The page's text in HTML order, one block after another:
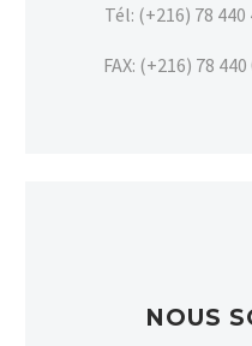
Tél: (+216) 78
FAX: (+216) 78
NOUS